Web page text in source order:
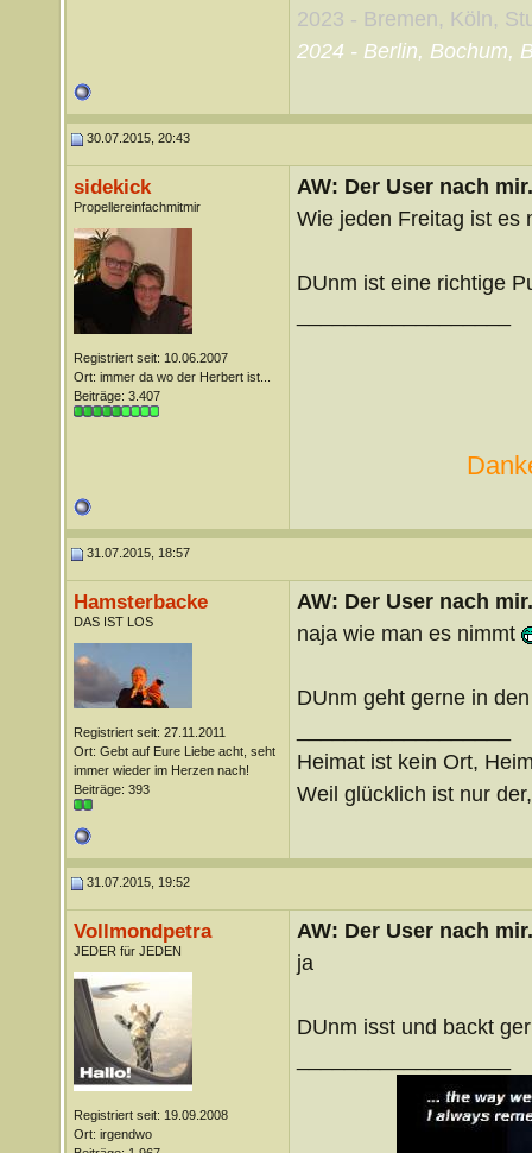
2023 - Bremen, Köln,
2024 - Berlin, Bochum,
30.07.2015, 20:43
sidekick
Propellereinfachmitmir
Registriert seit: 10.06.2007
Ort: immer da wo der Herbert ist...
Beiträge: 3.407
AW: Der User nach
Wie jeden Freitag ist es
DUnm ist eine richtige
31.07.2015, 18:57
Hamsterbacke
DAS IST LOS
Registriert seit: 27.11.2011
Ort: Gebt auf Eure Liebe acht, seht
immer wieder im Herzen nach!
Beiträge: 393
AW: Der User nach
naja wie man es nimmt
DUnm geht gerne in
Heimat ist kein Ort,
Weil glücklich ist nur
31.07.2015, 19:52
Vollmondpetra
JEDER für JEDEN
Registriert seit: 19.09.2008
Ort: irgendwo
AW: Der User nach
ja
DUnm isst und backt